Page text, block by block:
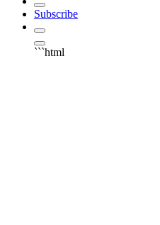
Subscribe
```html